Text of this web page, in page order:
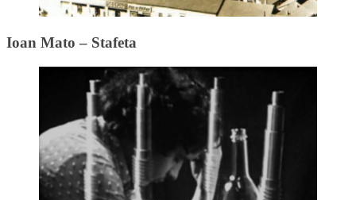
Ioan Mato – Stafeta